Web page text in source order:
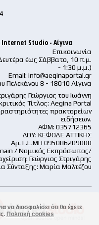
να διασφαλίσει ότι θα έχετε
Πολιτική cookies
Internet Studio - Αίγινα
Επικοινωνία
έως Σάββατο, 10 π.μ.
- 1:30 μ.μ.)
Email: info@aeginaportal.gr
Πελεκάνου 8 - 18010 Αίγινα
Γεώργιος του Ιωάννη
Τίτλος: Aegina Portal
πρακτορείων
ειδήσεων.
ΑΦΜ: 035712365
ΔΟΥ: ΚΕΦΟΔΕ ΑΤΤΙΚΗΣ
Αρ. Γ.Ε.ΜΗ 095086209000
/ Νομικός Εκπρόσωπος/
Γεώργιος Στριγάρης
Σύνταξης: Μαρία Μαλτέζου